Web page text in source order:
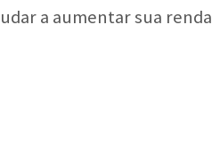
a aumentar sua renda